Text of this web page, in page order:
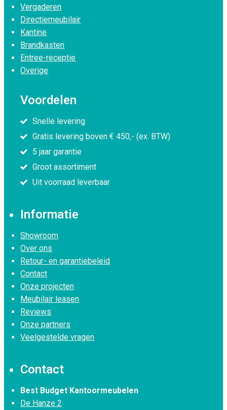
Vergaderen
Directiemeubilair
Kantine
Brandkasten
Entree-receptie
Overige
Voordelen
Snelle levering
Gratis levering boven € 450,- (ex. BTW)
5 jaar garantie
Groot assortiment
Uit voorraad leverbaar
Informatie
Showroom
Over ons
Retour- en garantiebeleid
Contact
Onze projecten
Meubilair leasen
Reviews
Onze partners
Veelgestelde vragen
Contact
Best Budget Kantoormeubelen
De Hanze 2